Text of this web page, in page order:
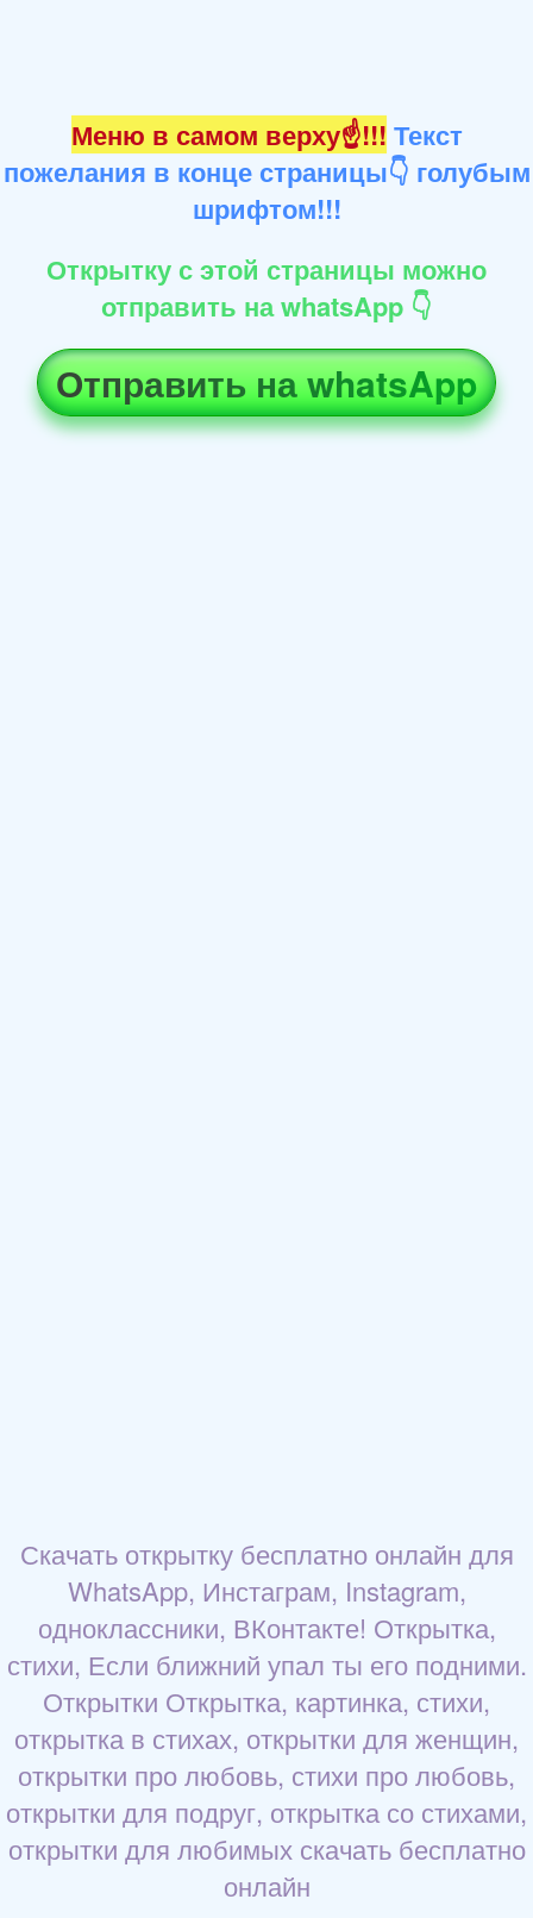
Меню в самом верху☝!!! Текст
пожелания в конце страницы👇 голубым
шрифтом!!!
Открытку с этой страницы можно
отправить на whatsApp 👇
Отправить на whatsApp
Скачать открытку бесплатно онлайн для
WhatsApp, Инстаграм, Instagram,
одноклассники, ВКонтакте! Открытка,
стихи, Если ближний упал ты его подними.
Открытки Открытка, картинка, стихи,
открытка в стихах, открытки для женщин,
открытки про любовь, стихи про любовь,
открытки для подруг, открытка со стихами,
открытки для любимых скачать бесплатно
онлайн